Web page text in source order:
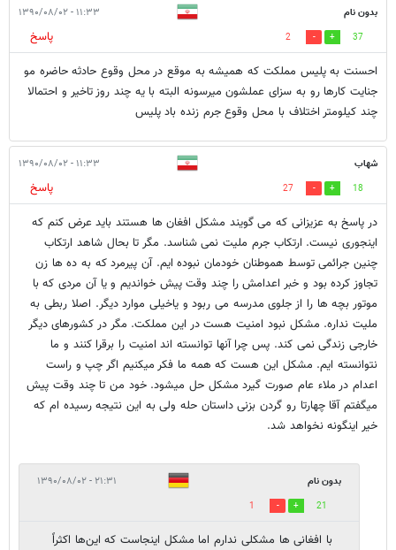
بدون نام ۱۱:۳۳ - ۱۳۹۰/۰۸/۰۲
37
2
پاسخ
احسنت به پلیس مملکت که همیشه به موقع در محل وقوع حادثه حاضره مو
جنایت کارها رو به سزای عملشون میرسونه البته با یه چند روز تاخیر و احتمالا
چند کیلومتر اختلاف با محل وقوع جرم زنده باد پلیس
شهاب ۱۱:۳۳ - ۱۳۹۰/۰۸/۰۲
18
27
پاسخ
در پاسخ به عزیزانی که می گویند مشکل افغان ها هستند باید عرض کنم که
اینجوری نیست. ارتکاب جرم ملیت نمی شناسد. مگر تا بحال شاهد ارتکاب
چنین جرائمی توسط هموطنان خودمان نبوده ایم. آن پیرمرد که به ده ها زن
تجاوز کرده بود و خبر اعدامش را چند وقت پیش خواندیم و یا آن مردی که با
موتور بچه ها را از جلوی مدرسه می ربود و یاخیلی موارد دیگر. اصلا ربطی به
ملیت نداره. مشکل نبود امنیت هست در این مملکت. مگر در کشورهای دیگر
خارجی زندگی نمی کند. پس چرا آنها توانسته اند امنیت را برقرا کنند و ما
نتوانسته ایم. مشکل این هست که همه ما فکر میکنیم اگر چپ و راست
اعدام در ملاء عام صورت گیرد مشکل حل میشود. خود من تا چند وقت پیش
میگفتم آقا چهارتا رو گردن بزنی داستان حله ولی به این نتیجه رسیده ام که
خیر اینگونه نخواهد شد.
بدون نام ۲۱:۳۱ - ۱۳۹۰/۰۸/۰۲
21
1
با افغانی ها مشکلی ندارم اما مشکل اینجاست که این‌ها اکثراً